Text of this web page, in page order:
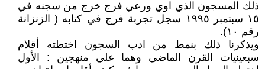
ذلك المسجون الذي اوي ورعي فرج خرج من سجنه في
١٥ سبتمبر ١٩٩٥ سجل تجربة فرج في كتابه ( الزنزانة
رقم ١٠).
ويذكرنا ذلك بنمط من ادب السجون اختطته أقلام
سبعينيات القرن الماضي وهما علي منهجين : الأول